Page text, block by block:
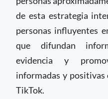
de esta estrategia
personas influyentes
que difundan
evidencia y
informadas y
TikTok.